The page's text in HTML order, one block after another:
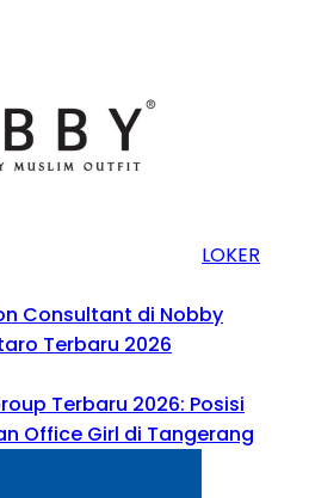
LOKER
Consultant di Nobby
Terbaru 2026
Terbaru 2026: Posisi
Office Girl di Tangerang